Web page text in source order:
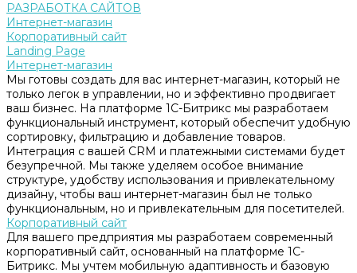
РАЗРАБОТКА САЙТОВ
Интернет-магазин
Корпоративный сайт
Landing Page
Интернет-магазин
Мы готовы создать для вас интернет-магазин, который не
только легок в управлении, но и эффективно продвигает
ваш бизнес. На платформе 1С-Битрикс мы разработаем
функциональный инструмент, который обеспечит удобную
сортировку, фильтрацию и добавление товаров.
Интеграция с вашей CRM и платежными системами будет
безупречной. Мы также уделяем особое внимание
структуре, удобству использования и привлекательному
дизайну, чтобы ваш интернет-магазин был не только
функциональным, но и привлекательным для посетителей.
Корпоративный сайт
Для вашего предприятия мы разработаем современный
корпоративный сайт, основанный на платформе 1С-
Битрикс. Мы учтем мобильную адаптивность и базовую